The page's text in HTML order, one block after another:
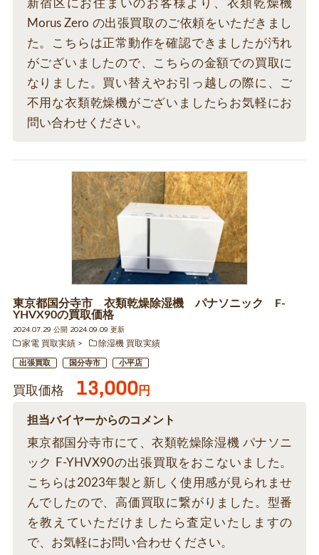
新宿区にお住まいのお客様より、衣類乾燥機
Morus Zero の出張買取のご依頼をいただきまし
た。こちらは正常動作を確認できましたが汚れ
がございましたので、こちらの金額での買取に
なりました。買い替えやお引っ越しの際に、ご
不用な衣類乾燥機がございましたらお気軽にお
問い合わせください。
東京都国分寺市 衣類乾燥除湿機 パナソニック F-
YHVX90の買取価格
2024.07.29 公開 2024.09.09 更新
家電 買取実績
除湿機 買取実績
出張買取 国分寺市 小平店
買取価格 13,000円
担当バイヤーからのコメント
東京都国分寺市にて、衣類乾燥除湿機 パナソニ
ック F-YHVX90の出張買取をおこないました。
こちらは2023年製と新しく使用感が見られませ
んでしたので、高価買取に繋がりました。型番
を教えていただけましたら査定いたしますの
で、お気軽にお問い合わせください。